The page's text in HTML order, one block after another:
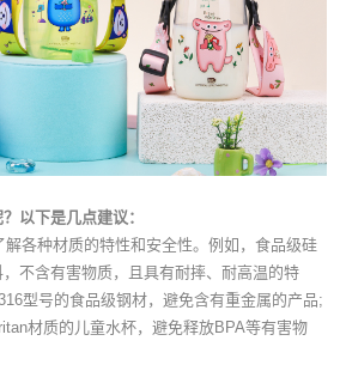
以下是几点建议：
各种材质的特性和安全性。例如，食品级硅
不含有害物质，且具有耐摔、耐高温的特
型号的食品级钢材，避免含有重金属的产品;
材质的儿童水杯，避免释放BPA等有害物